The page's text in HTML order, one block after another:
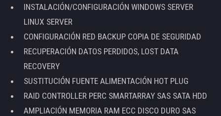
INSTALACIÓN/CONFIGURACIÓN WINDOWS SERVER
LINUX SERVER
CONFIGURACIÓN RED BACKUP COPIA DE SEGURIDAD
RECUPERACIÓN DATOS PERDIDOS, LOST DATA
RECOVERY
SUSTITUCIÓN FUENTE ALIMENTACIÓN HOT PLUG
RAID CONTROLLER PERC SMARTARRAY SAS SATA HDD
AMPLIACIÓN MEMORIA RAM ECC DISCO DURO SAS